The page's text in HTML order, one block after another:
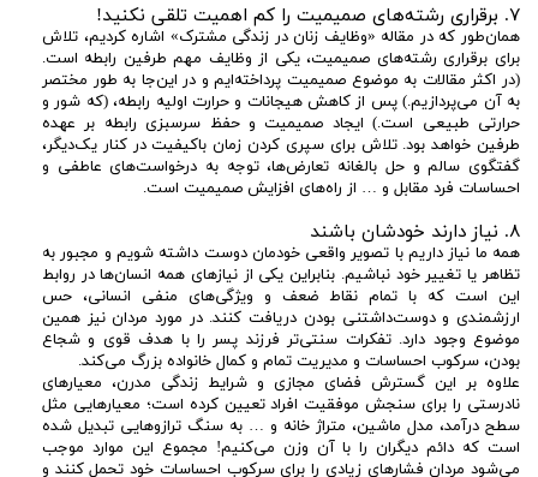
۷. برقراری رشته‌های صمیمیت را کم اهمیت تلقی نکنید!
همان‌طور که در مقاله «وظایف زنان در زندگی مشترک» اشاره کردیم، تلاش
برای برقراری رشته‌های صمیمیت، یکی از وظایف مهم طرفین رابطه است.
(در اکثر مقالات به موضوع صمیمیت پرداخته‌ایم و در این‌جا به طور مختصر
به آن می‌پردازیم.) پس از کاهش هیجانات و حرارت اولیه رابطه، (که شور و
حرارتی طبیعی است.) ایجاد صمیمیت و حفظ سرسبزی رابطه بر عهده
طرفین خواهد بود. تلاش برای سپری کردن زمان با‌کیفیت در کنار یک‌دیگر،
گفتگوی سالم و حل بالغانه تعارض‌ها، توجه به درخواست‌های عاطفی و
احساسات فرد مقابل و … از راه‌های افزایش صمیمیت است.
۸. نیاز دارند خودشان باشند
همه ما نیاز داریم با تصویر واقعی خودمان دوست داشته شویم و مجبور به
تظاهر یا تغییر خود نباشیم. بنابراین یکی از نیازهای همه انسان‌ها در روابط
این است که با تمام نقاط ضعف و ویژگی‌های منفی انسانی، حس
ارزشمندی و دوست‌داشتنی بودن دریافت کنند. در مورد مردان نیز همین
موضوع وجود دارد. تفکرات سنتی‌تر فرزند پسر را با هدف قوی و شجاع
بودن، سرکوب احساسات و مدیریت تمام و کمال خانواده بزرگ می‌کند.
علاوه بر این گسترش فضای مجازی و شرایط زندگی مدرن، معیار‌های
نادرستی را برای سنجش موفقیت افراد تعیین کرده است؛ معیارهایی مثل
سطح درآمد، مدل ماشین، متراژ خانه و … به سنگ ترازوهایی تبدیل شده‌
است که دائم دیگران را با آن‌ وزن می‌کنیم! مجموع این موارد موجب
می‌شود مردان فشارهای زیادی را برای سرکوب احساسات خود تحمل کنند و